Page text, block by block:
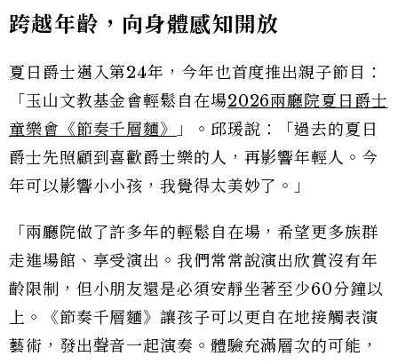
跨越年齡，向身體感知開放
夏日爵士邁入第24年，今年也首度推出親子節目：
「玉山文教基金會輕鬆自在場2026兩廳院夏日爵士
童樂會《節奏千層麵》
」。邱瑗說：「過去的夏日
爵士先照顧到喜歡爵士樂的人，再影響年輕人。今
年可以影響小小孩，我覺得太美妙了。」
「兩廳院做了許多年的輕鬆自在場，希望更多族群
走進場館、享受演出。我們常常說演出欣賞沒有年
齡限制，但小朋友還是必須安靜坐著至少60分鐘以
上。《節奏千層麵》讓孩子可以更自在地接觸表演
藝術，發出聲音一起演奏。體驗充滿層次的可能，